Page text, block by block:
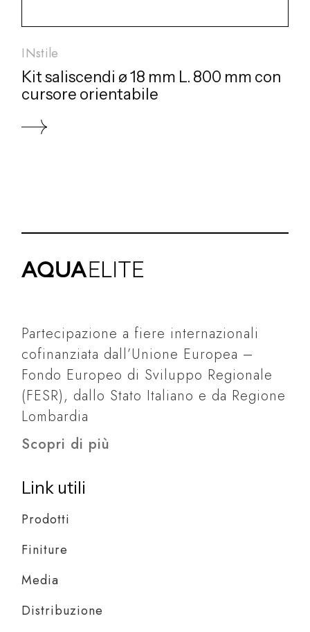
INstile
Kit saliscendi ø 18 mm L. 800 mm con
cursore orientabile
Partecipazione a fiere internazionali
cofinanziata dall’Unione Europea –
Fondo Europeo di Sviluppo Regionale
(FESR), dallo Stato Italiano e da Regione
Lombardia
Scopri di più
Link utili
Prodotti
Finiture
Media
Distribuzione